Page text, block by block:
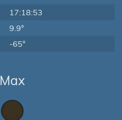
17:18:53
9.9°
-65°
Max